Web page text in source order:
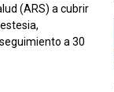
(ARS) a cubrir
a 30